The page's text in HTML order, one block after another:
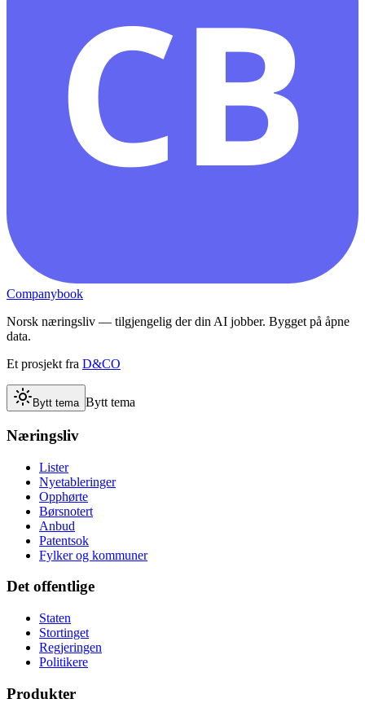
CB
Companybook
Norsk næringsliv — tilgjengelig der din AI jobber. Bygget på åpne
data.
Et prosjekt fra D&CO
Bytt tema Bytt tema
Næringsliv
Lister
Nyetableringer
Opphørte
Børsnotert
Anbud
Patentsok
Fylker og kommuner
Det offentlige
Staten
Stortinget
Regjeringen
Politikere
Produkter